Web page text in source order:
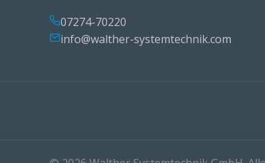
07274-70220
info@walther-systemtechnik.com